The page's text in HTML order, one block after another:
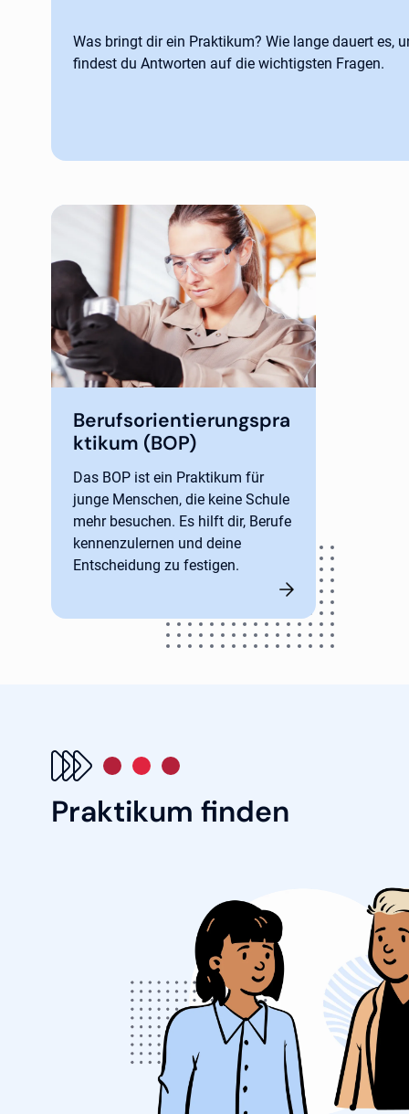
Was bringt dir ein Praktikum? Wie lange dauert es,
findest du Antworten auf die wichtigsten Fragen.
Berufsorientierungspra
ktikum (BOP)
Das BOP ist ein Praktikum für
junge Menschen, die keine Schule
mehr besuchen. Es hilft dir, Berufe
kennenzulernen und deine
Entscheidung zu festigen.
Praktikum finden